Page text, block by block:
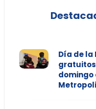
Día de la
domingo